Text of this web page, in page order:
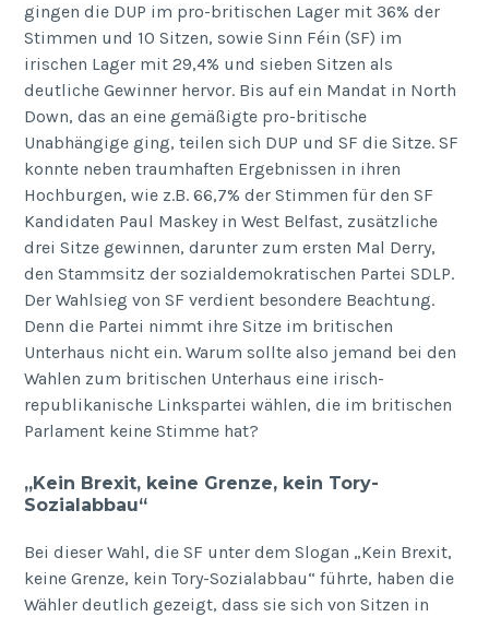
gingen die DUP im pro-britischen Lager mit 36% der
Stimmen und 10 Sitzen, sowie Sinn Féin (SF) im
irischen Lager mit 29,4% und sieben Sitzen als
deutliche Gewinner hervor. Bis auf ein Mandat in North
Down, das an eine gemäßigte pro-britische
Unabhängige ging, teilen sich DUP und SF die Sitze. SF
konnte neben traumhaften Ergebnissen in ihren
Hochburgen, wie z.B. 66,7% der Stimmen für den SF
Kandidaten Paul Maskey in West Belfast, zusätzliche
drei Sitze gewinnen, darunter zum ersten Mal Derry,
den Stammsitz der sozialdemokratischen Partei SDLP.
Der Wahlsieg von SF verdient besondere Beachtung.
Denn die Partei nimmt ihre Sitze im britischen
Unterhaus nicht ein. Warum sollte also jemand bei den
Wahlen zum britischen Unterhaus eine irisch-
republikanische Linkspartei wählen, die im britischen
Parlament keine Stimme hat?
„Kein Brexit, keine Grenze, kein Tory-
Sozialabbau“
Bei dieser Wahl, die SF unter dem Slogan „Kein Brexit,
keine Grenze, kein Tory-Sozialabbau“ führte, haben die
Wähler deutlich gezeigt, dass sie sich von Sitzen in